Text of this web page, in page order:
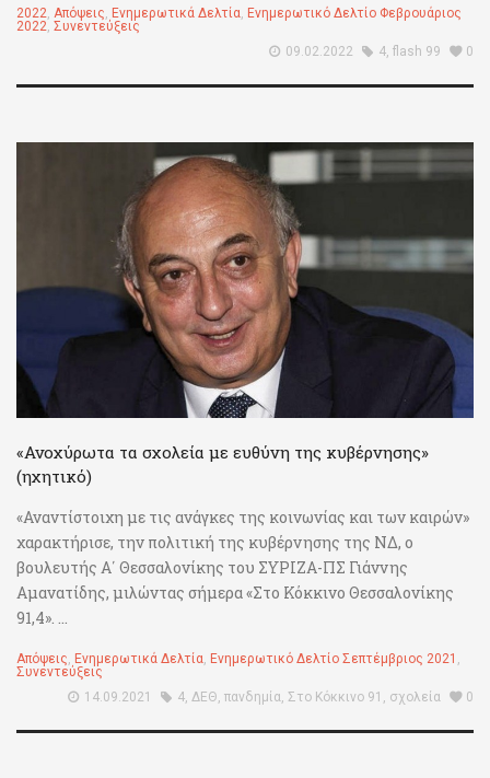
2022, Απόψεις, Ενημερωτικά Δελτία, Ενημερωτικό Δελτίο Φεβρουάριος
2022, Συνεντεύξεις
09.02.2022
4, flash 99 0
«Ανοχύρωτα τα σχολεία με ευθύνη της κυβέρνησης»
(ηχητικό)
«Αναντίστοιχη με τις ανάγκες της κοινωνίας και των καιρών»
χαρακτήρισε, την πολιτική της κυβέρνησης της ΝΔ, ο
βουλευτής Α΄ Θεσσαλονίκης του ΣΥΡΙΖΑ-ΠΣ Γιάννης
Αμανατίδης, μιλώντας σήμερα «Στο Κόκκινο Θεσσαλονίκης
91,4». ...
Απόψεις, Ενημερωτικά Δελτία, Ενημερωτικό Δελτίο Σεπτέμβριος 2021 ,
Συνεντεύξεις
14.09.2021
4, ΔΕΘ, πανδημία, Στο Κόκκινο 91 , σχολεία 0